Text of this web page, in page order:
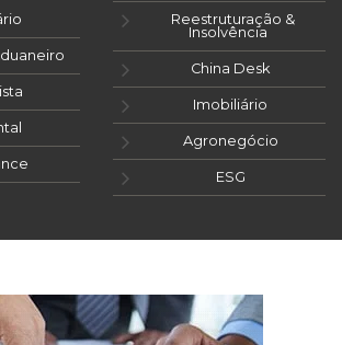
Reestruturação &
Insolvência
China Desk
Imobiliário
Agronegócio
ESG